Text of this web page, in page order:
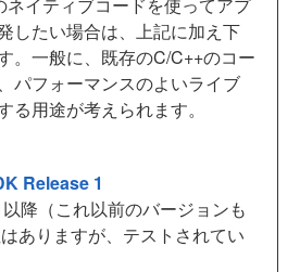
イティブコードを使ってアプ
したい場合は、上記に加え下
。一般に、既存のC/C++のコー
パフォーマンスのよいライブ
る用途が考えられます。
Release 1
降（これ以前のバージョンも
ありますが、テストされてい